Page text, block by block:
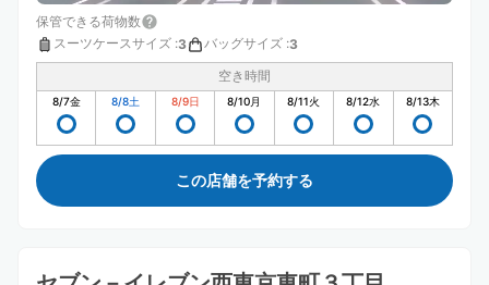
保管できる荷物数
スーツケースサイズ :3 バッグサイズ :3
空き時間
8/7金 8/8土 8/9日 8/10月 8/11火 8/12水 8/13木
この店舗を予約する